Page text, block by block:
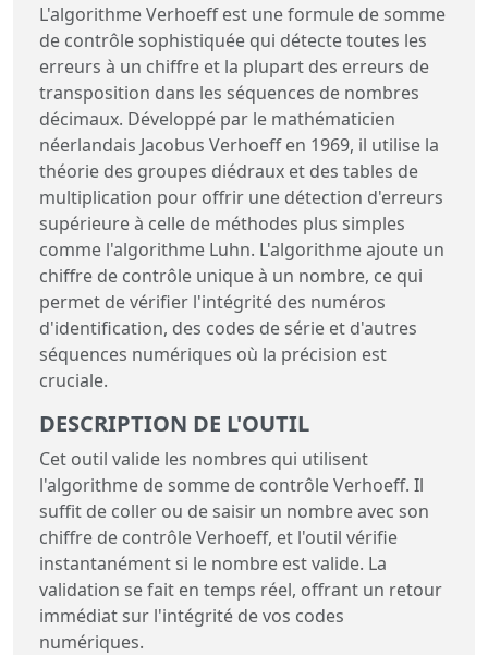
L'algorithme Verhoeff est une formule de somme
de contrôle sophistiquée qui détecte toutes les
erreurs à un chiffre et la plupart des erreurs de
transposition dans les séquences de nombres
décimaux. Développé par le mathématicien
néerlandais Jacobus Verhoeff en 1969, il utilise la
théorie des groupes diédraux et des tables de
multiplication pour offrir une détection d'erreurs
supérieure à celle de méthodes plus simples
comme l'algorithme Luhn. L'algorithme ajoute un
chiffre de contrôle unique à un nombre, ce qui
permet de vérifier l'intégrité des numéros
d'identification, des codes de série et d'autres
séquences numériques où la précision est
cruciale.
DESCRIPTION DE L'OUTIL
Cet outil valide les nombres qui utilisent
l'algorithme de somme de contrôle Verhoeff. Il
suffit de coller ou de saisir un nombre avec son
chiffre de contrôle Verhoeff, et l'outil vérifie
instantanément si le nombre est valide. La
validation se fait en temps réel, offrant un retour
immédiat sur l'intégrité de vos codes
numériques.